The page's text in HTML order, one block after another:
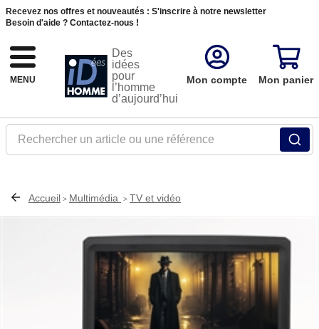
Recevez nos offres et nouveautés : S'inscrire à notre newsletter
Besoin d'aide ? Contactez-nous !
MENU
Des
idées
pour
l’homme
d’aujourd’hui
Rechercher un article ou une référence
Mon compte Mon panier
Accueil > Multimédia > TV et vidéo